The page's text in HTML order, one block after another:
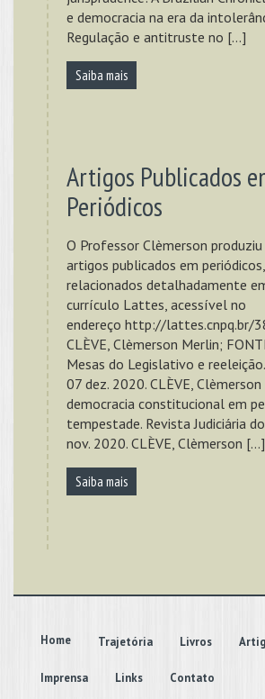
e democracia na era da
Regulação e antitruste no […]
Saiba mais
Artigos Publicados
Periódicos
O Professor Clèmerson produziu
artigos publicados em
relacionados detalhadamente
currículo Lattes, acessível no
endereço http://lattes.cnpq.br/
CLÈVE, Clèmerson Merlin;
Mesas do Legislativo e
07 dez. 2020. CLÈVE, Clèmerson
democracia constitucional em
tempestade. Revista Judiciária
nov. 2020. CLÈVE, Clèmerson […]
Saiba mais
Home Trajetória Livros
Imprensa Links Contato